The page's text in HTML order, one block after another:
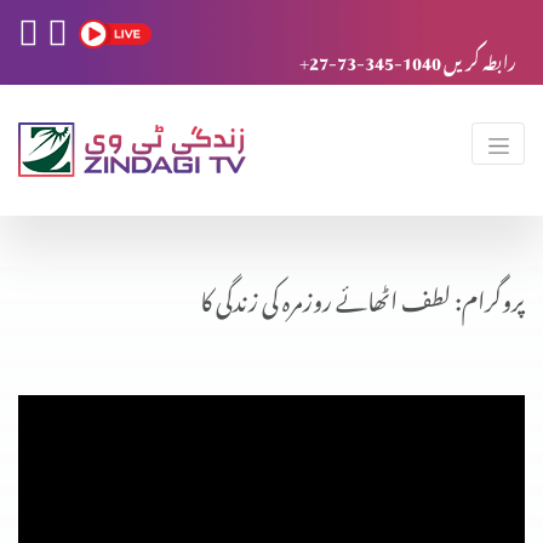
+27-73-345-1040 رابطہ کریں
پروگرام: لطف اٹھائے روزمرہ کی زندگی کا